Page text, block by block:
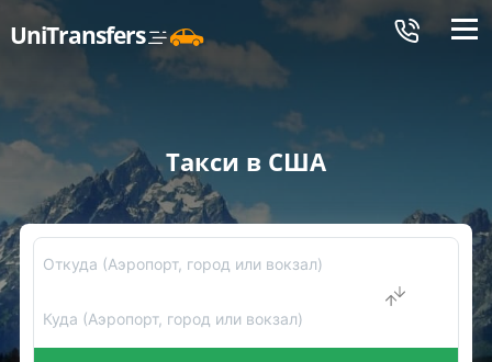
UniTransfers Меню
Такси в США
Откуда (Аэропорт, город или вокзал)
Куда (Аэропорт, город или вокзал)